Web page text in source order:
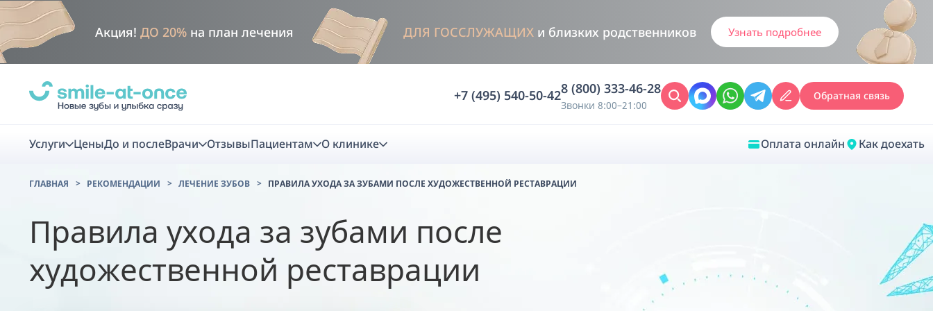
Акция!ДО 20% на план лечения ДЛЯ ГОССЛУЖАЩИХ и близких родственников Узнать подробнее
+7 (495) 540-50-428 (800) 333-46-28
Звонки 8:00–21:00
Обратная связь
Услуги ЦеныДо и послеВрачи ОтзывыПациентам О клинике Оплата онлайн Как доехать
Цифровая диагностика
Комплекс первичной диагностики
Анализ жевательной функции
Анализ жевательной нагрузки -
Обследование у ЛОР-врача
Врачебный консилиум онлайн
Диагностика анестезиолога-
ГЛАВНАЯ РЕКОМЕНДАЦИИ ЛЕЧЕНИЕ ЗУБОВ ПРАВИЛА УХОДА ЗА ЗУБАМИ ПОСЛЕ ХУДОЖЕСТВЕННОЙ РЕСТАВРАЦИИ
Правила ухода за зубами после
художественной реставрации